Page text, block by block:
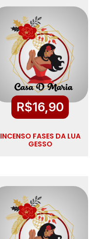
R$16,90
INCENSO FASES DA LUA
GESSO